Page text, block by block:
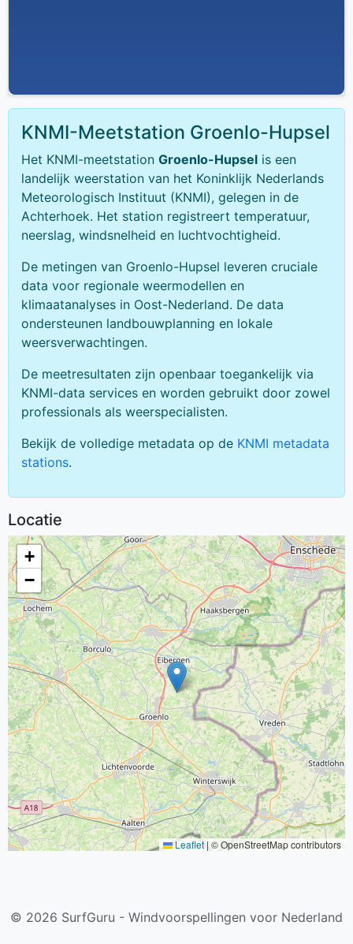
KNMI-Meetstation Groenlo-Hupsel
Het KNMI-meetstation Groenlo-Hupsel is een
landelijk weerstation van het Koninklijk Nederlands
Meteorologisch Instituut (KNMI), gelegen in de
Achterhoek. Het station registreert temperatuur,
neerslag, windsnelheid en luchtvochtigheid.
De metingen van Groenlo-Hupsel leveren cruciale
data voor regionale weermodellen en
klimaatanalyses in Oost-Nederland. De data
ondersteunen landbouwplanning en lokale
weersverwachtingen.
De meetresultaten zijn openbaar toegankelijk via
KNMI-data services en worden gebruikt door zowel
professionals als weerspecialisten.
Bekijk de volledige metadata op de KNMI metadata
stations.
Locatie
+
−
Leaflet | © OpenStreetMap contributors
© 2026 SurfGuru - Windvoorspellingen voor Nederland